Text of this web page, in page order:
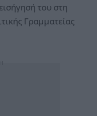
του στη
Γραμματείας